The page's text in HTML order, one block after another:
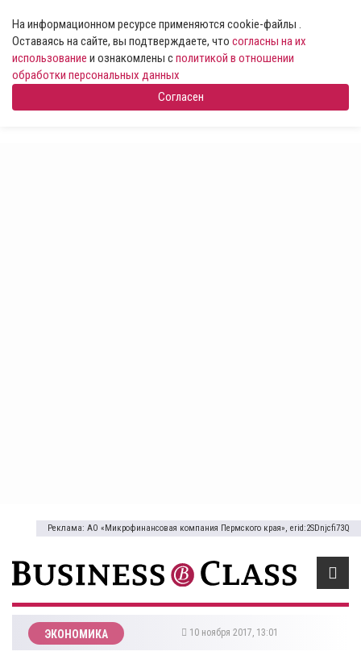
На информационном ресурсе применяются cookie-файлы .
Оставаясь на сайте, вы подтверждаете, что согласны на их
использование и ознакомлены сполитикой в отношении
обработки персональных данных
Согласен
Реклама: АО «Микрофинансовая компания Пермского края», erid:2SDnjcfi73Q
ЭКОНОМИКА 10 ноября 2017, 13:01